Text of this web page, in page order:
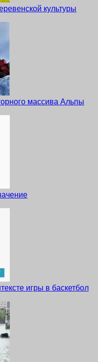
культуры
массива Альпы
игры в баскетбол